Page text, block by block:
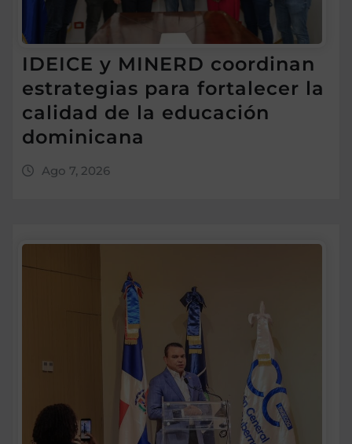
IDEICE y MINERD coordinan
estrategias para fortalecer la
calidad de la educación
dominicana
Ago 7, 2026